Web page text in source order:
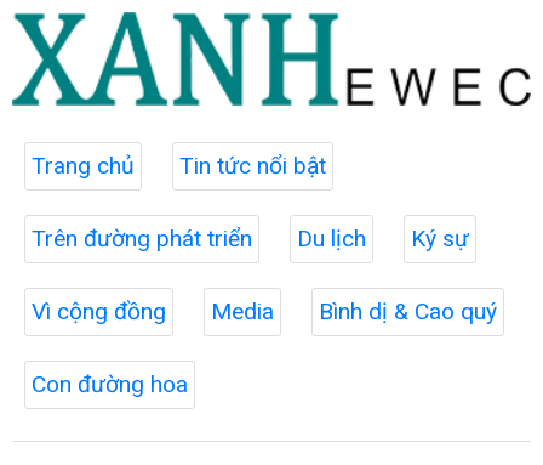
Trang chủ Tin tức nổi bật
Trên đường phát triển Du lịch Ký sự
Vì cộng đồng Media Bình dị & Cao quý
Con đường hoa